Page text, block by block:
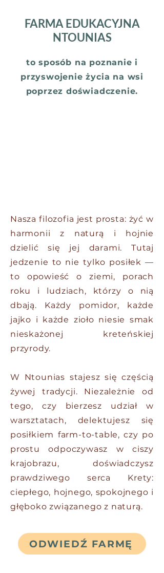
FARMA EDUKACYJNA
NTOUNIAS
to sposób na poznanie i
przyswojenie życia na wsi
poprzez doświadczenie.
Nasza filozofia jest prosta: żyć w
harmonii z naturą i hojnie
dzielić się jej darami. Tutaj
jedzenie to nie tylko posiłek —
to opowieść o ziemi, porach
roku i ludziach, którzy o nią
dbają. Każdy pomidor, każde
jajko i każde zioło niesie smak
nieskażonej kreteńskiej
przyrody.
W Ntounias stajesz się częścią
żywej tradycji. Niezależnie od
tego, czy bierzesz udział w
warsztatach, delektujesz się
posiłkiem farm-to-table, czy po
prostu odpoczywasz w ciszy
krajobrazu, doświadczysz
prawdziwego serca Krety:
ciepłego, hojnego, spokojnego i
głęboko związanego z naturą.
ODWIEDŹ FARMĘ